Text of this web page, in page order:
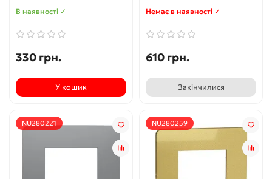
В наявності ✓
330 грн.
У кошик
Немає в наявності ✓
610 грн.
Закінчилися
NU280221 NU280259